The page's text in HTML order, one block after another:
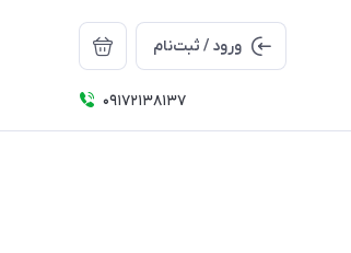
ورود / ثبت‌نام
09172138137